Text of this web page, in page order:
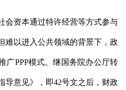
资本通过特许经营等方式参与
难以进入公共领域的背景下，政
广PPP模式。继国务院办公厅转
导意见》，即42号文之后，财政